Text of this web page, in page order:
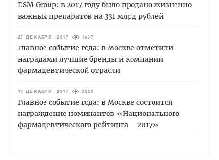
DSM Group: в 2017 году было продано жизненно
важных препаратов на 331 млрд рублей
27 ДЕКАБРЯ 2017 1837
Главное событие года: в Москве отметили
наградами лучшие бренды и компании
фармацевтической отрасли
13 ДЕКАБРЯ 2017 3620
Главное событие года: в Москве состоится
награждение номинантов «Национального
фармацевтического рейтинга – 2017»